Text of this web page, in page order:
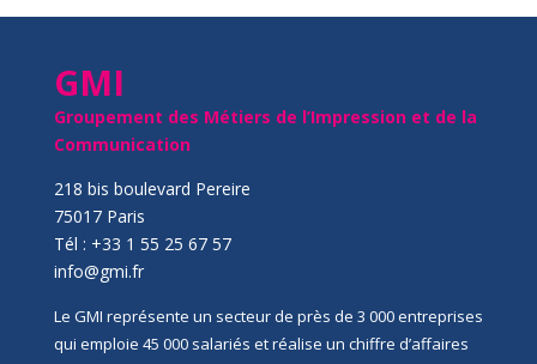
GMI
Groupement des Métiers de l’Impression et de la
Communication
218 bis boulevard Pereire
75017 Paris
Tél : +33 1 55 25 67 57
info@gmi.fr
Le GMI représente un secteur de près de 3 000 entreprises
qui emploie 45 000 salariés et réalise un chiffre d’affaires